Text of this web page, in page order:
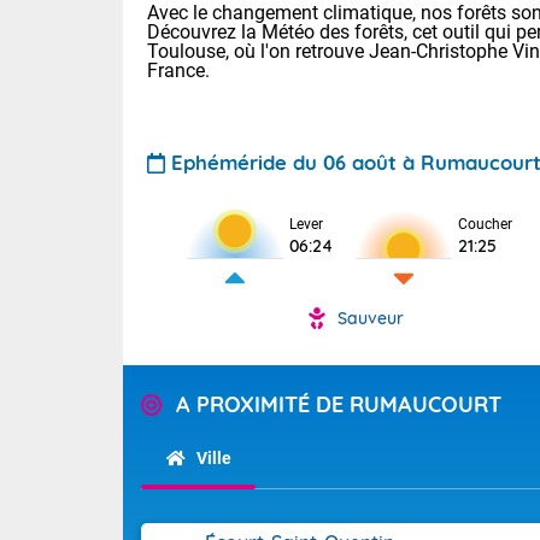
Pour la
Tendance
Avec le changement climatique, nos forêts
Découvrez la Météo des forêts, cet outil qui
Toulouse, où l'on retrouve Jean-Christophe
France.
Ephéméride du 06 août à Rumaucourt
Lever
06:24
Coucher
21:25
Sauveur
A PROXIMITÉ DE RUMAUCOURT
Ville
Voici les
22/13 Paris :
Clermont-
Limoges :
Lille : 24/12
Calme,
territoire. On